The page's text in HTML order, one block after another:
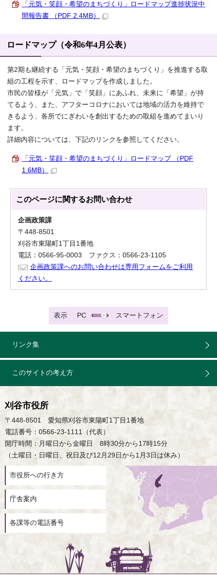
「元気・笑顔・希望のまちづくり」ロードマップ進捗状況中
間報告書 （PDF 2.4MB）
ロードマップ（令和6年4月公表）
第2期も継続する「元気・笑顔・希望のまちづくり」を推進する取
組の工程を示す、ロードマップを作成しました。
市民の皆様が「元気」で「笑顔」にあふれ、未来に「希望」が持
てるよう、また、アフターコロナにおいては地域の活力を維持で
きるよう、各所でにぎわいを創出するための取組を進めてまいり
ます。
詳細内容については、下記のリンクを参照してください。
「元気・笑顔・希望のまちづくり」ロードマップ （PDF
1.6MB）
このページに関するお問い合わせ
企画政策課
〒448-8501
刈谷市東陽町1丁目1番地
電話：0566-95-0003 ファクス：0566-23-1105
企画政策課へのお問い合わせは専用フォームをご利用
ください。
表示 PC スマートフォン
リンク集
このサイトの考え方
刈谷市役所
〒448-8501 愛知県刈谷市東陽町1丁目1番地
電話番号：0566-23-1111（代表）
開庁時間：月曜日から金曜日 8時30分から17時15分
（土曜日・日曜日、祝日及び12月29日から1月3日は休み）
市役所への行き方
庁舎案内
各課等の電話番号